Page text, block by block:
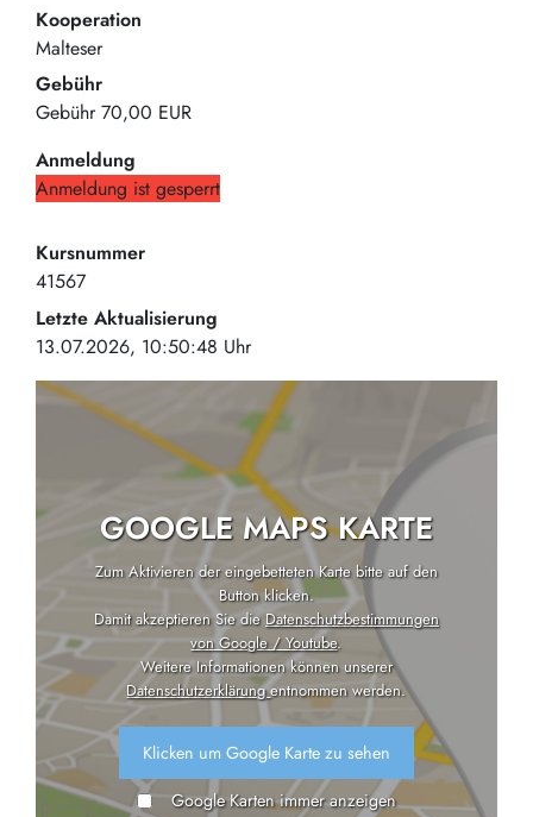
Kooperation
Malteser
Gebühr
Gebühr 70,00 EUR
Anmeldung
Anmeldung ist gesperrt
Kursnummer
41567
Letzte Aktualisierung
13.07.2026, 10:50:48 Uhr
GOOGLE MAPS KARTE
Zum Aktivieren der eingebetteten Karte bitte auf den
Button klicken.
Damit akzeptieren Sie dieDatenschutzbestimmungen
von Google / Youtube.
Weitere Informationen können unserer
Datenschutzerklärungentnommen werden.
Klicken um Google Karte zu sehen
Google Karten immer anzeigen